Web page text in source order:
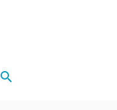
Rechercher